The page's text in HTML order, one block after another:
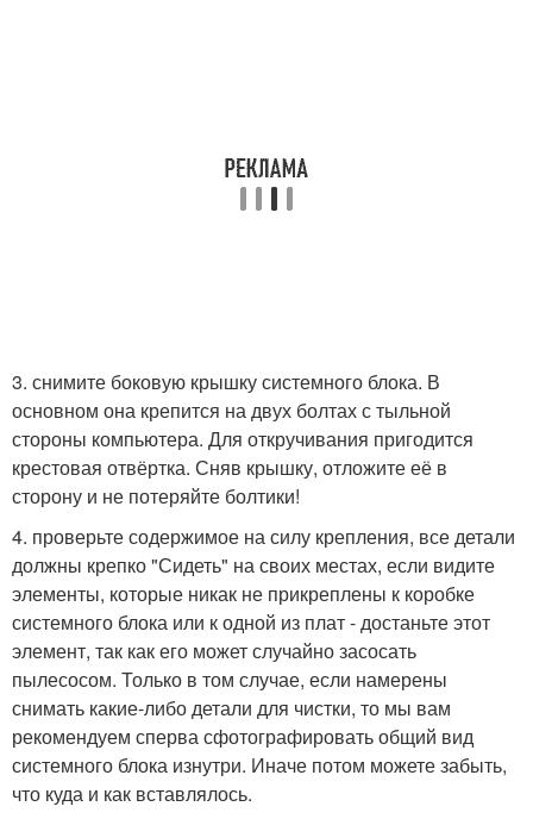
3. снимите боковую крышку системного блока. В
основном она крепится на двух болтах с тыльной
стороны компьютера. Для откручивания пригодится
крестовая отвёртка. Сняв крышку, отложите её в
сторону и не потеряйте болтики!
4. проверьте содержимое на силу крепления, все детали
должны крепко "Сидеть" на своих местах, если видите
элементы, которые никак не прикреплены к коробке
системного блока или к одной из плат - достаньте этот
элемент, так как его может случайно засосать
пылесосом. Только в том случае, если намерены
снимать какие-либо детали для чистки, то мы вам
рекомендуем сперва сфотографировать общий вид
системного блока изнутри. Иначе потом можете забыть,
что куда и как вставлялось.